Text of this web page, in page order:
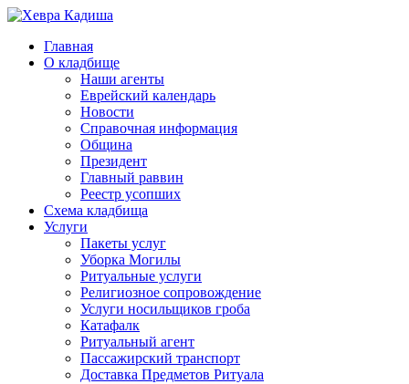
Главная
О кладбище
Наши агенты
Еврейский календарь
Новости
Справочная информация
Община
Президент
Главный раввин
Реестр усопших
Схема кладбища
Услуги
Пакеты услуг
Уборка Могилы
Ритуальные услуги
Религиозное сопровождение
Услуги носильщиков гроба
Катафалк
Ритуальный агент
Пассажирский транспорт
Доставка Предметов Ритуала